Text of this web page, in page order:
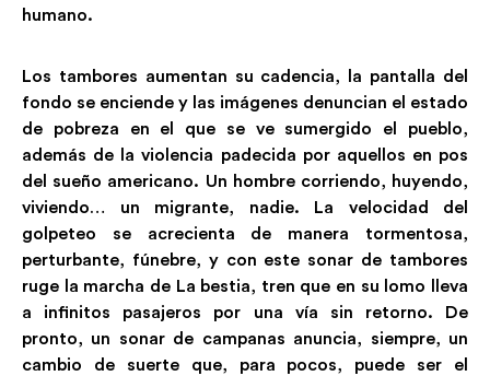
humano.
Los tambores aumentan su cadencia, la pantalla del
fondo se enciende y las imágenes denuncian el estado
de pobreza en el que se ve sumergido el pueblo,
además de la violencia padecida por aquellos en pos
del sueño americano. Un hombre corriendo, huyendo,
viviendo… un migrante, nadie. La velocidad del
golpeteo se acrecienta de manera tormentosa,
perturbante, fúnebre, y con este sonar de tambores
ruge la marcha de La bestia, tren que en su lomo lleva
a infinitos pasajeros por una vía sin retorno. De
pronto, un sonar de campanas anuncia, siempre, un
cambio de suerte que, para pocos, puede ser el